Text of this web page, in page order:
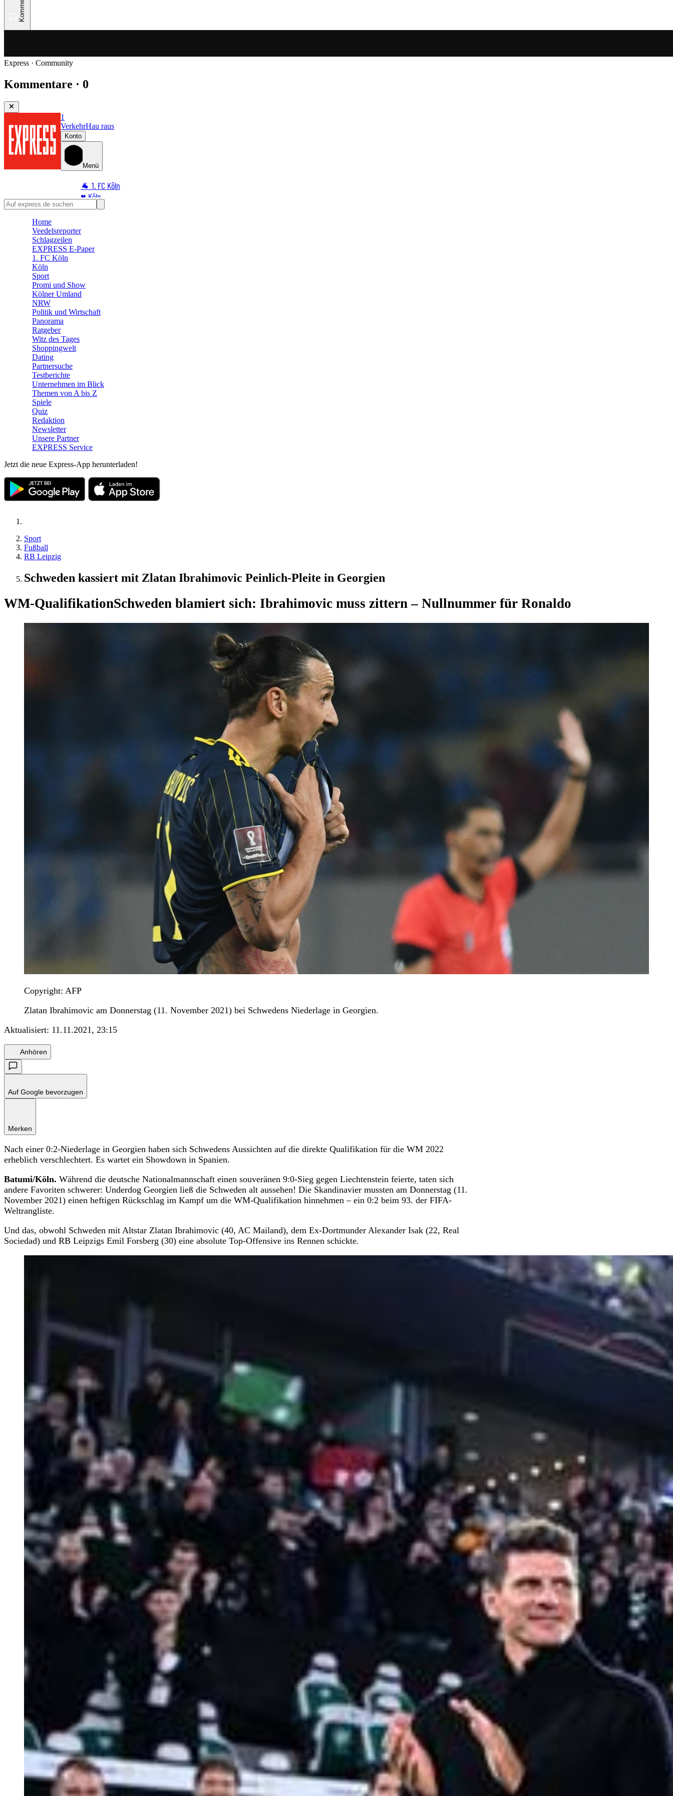
Express · Community
Kommentare · 0
1
VerkehrHau raus
Konto
Menü
🐐 1. FC Köln
♥️ Köln
⭐ Promi
🛒 Shoppingwelt
🧩 Spiele
Home
Veedelsreporter
Schlagzeilen
EXPRESS E-Paper
1. FC Köln
Köln
Sport
Promi und Show
Kölner Umland
NRW
Politik und Wirtschaft
Panorama
Ratgeber
Witz des Tages
Shoppingwelt
Dating
Partnersuche
Testberichte
Unternehmen im Blick
Themen von A bis Z
Spiele
Quiz
Redaktion
Newsletter
Unsere Partner
EXPRESS Service
Jetzt die neue Express-App herunterladen!
Sport
Fußball
RB Leipzig
Schweden kassiert mit Zlatan Ibrahimovic Peinlich-Pleite in Georgien
WM-QualifikationSchweden blamiert sich: Ibrahimovic muss zittern – Nullnummer für Ronaldo
Copyright: AFP
Zlatan Ibrahimovic am Donnerstag (11. November 2021) bei Schwedens Niederlage in Georgien.
Aktualisiert: 11.11.2021, 23:15
Anhören
Auf Google bevorzugen
Merken
Nach einer 0:2-Niederlage in Georgien haben sich Schwedens Aussichten auf die direkte Qualifikation für die WM 2022
erheblich verschlechtert. Es wartet ein Showdown in Spanien.
Batumi/Köln. Während die deutsche Nationalmannschaft einen souveränen 9:0-Sieg gegen Liechtenstein feierte, taten sich
andere Favoriten schwerer: Underdog Georgien ließ die Schweden alt aussehen! Die Skandinavier mussten am Donnerstag (11.
November 2021) einen heftigen Rückschlag im Kampf um die WM-Qualifikation hinnehmen – ein 0:2 beim 93. der FIFA-
Weltrangliste.
Und das, obwohl Schweden mit Altstar Zlatan Ibrahimovic (40, AC Mailand), dem Ex-Dortmunder Alexander Isak (22, Real
Sociedad) und RB Leipzigs Emil Forsberg (30) eine absolute Top-Offensive ins Rennen schickte.